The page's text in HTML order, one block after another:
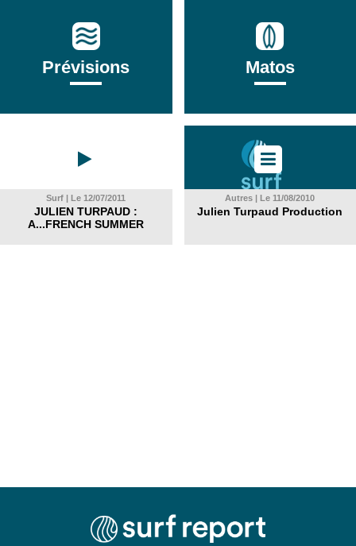
Prévisions Matos
Surf | Le 12/07/2011
JULIEN TURPAUD :
A...FRENCH SUMMER
Autres | Le 11/08/2010
Julien Turpaud Production